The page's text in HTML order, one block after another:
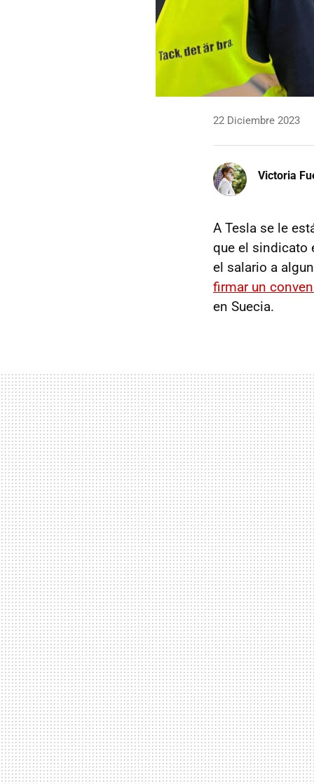
22 Diciembre 2023
Victoria
A Tesla se le
que el sindicato
el salario a
firmar un
en Suecia.